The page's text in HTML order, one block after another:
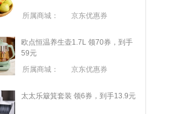
所属商城： 京东优惠券
欧点恒温养生壶1.7L 领70券，到手
59元
所属商城：
京东优惠券
太太乐簸箕套装 领6券，到手13.9元